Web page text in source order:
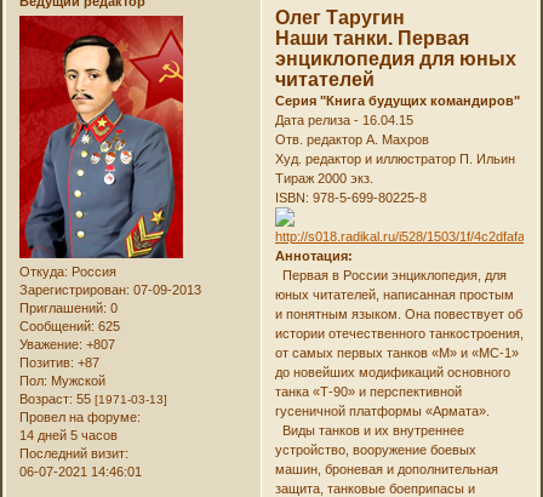
Откуда: Россия
Зарегистрирован: 07-09-2013
Приглашений: 0
Сообщений: 625
Уважение: +807
Позитив: +87
Пол: Мужской
Возраст: 55[1971-03-13]
Провел на форуме:
14 дней 5 часов
Последний визит:
06-07-2021 14:46:01
Олег Таругин
Наши танки. Первая
энциклопедия для юных
читателей
Серия "Книга будущих командиров"
Дата релиза - 16.04.15
Отв. редактор А. Махров
Худ. редактор и иллюстратор П. Ильин
Тираж 2000 экз.
ISBN: 978-5-699-80225-8
Аннотация:
Первая в России энциклопедия, для
юных читателей, написанная простым
и понятным языком. Она повествует об
истории отечественного танкостроения,
от самых первых танков «М» и «МС-1»
до новейших модификаций основного
танка «Т-90» и перспективной
гусеничной платформы «Армата».
Виды танков и их внутреннее
устройство, вооружение боевых
машин, броневая и дополнительная
защита, танковые боеприпасы и